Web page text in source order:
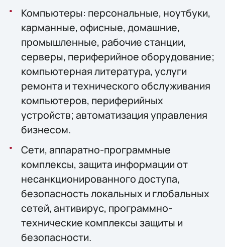
Компьютеры: персональные, ноутбуки,
карманные, офисные, домашние,
промышленные, рабочие станции,
серверы, периферийное оборудование;
компьютерная литература, услуги
ремонта и технического обслуживания
компьютеров, периферийных
устройств; автоматизация управления
бизнесом.
Сети, аппаратно-программные
комплексы, защита информации от
несанкционированного доступа,
безопасность локальных и глобальных
сетей, антивирус, программно-
технические комплексы защиты и
безопасности.